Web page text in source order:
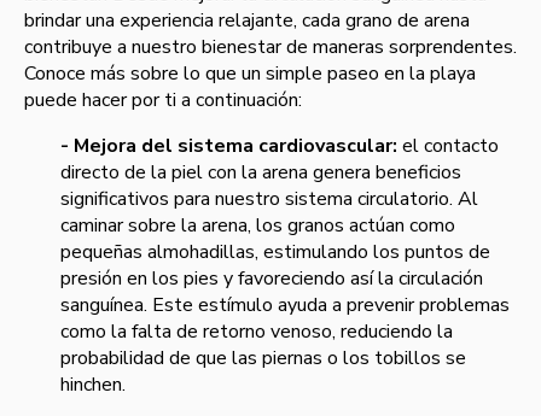
brindar una experiencia relajante, cada grano de arena
contribuye a nuestro bienestar de maneras sorprendentes.
Conoce más sobre lo que un simple paseo en la playa
puede hacer por ti a continuación:
- Mejora del sistema cardiovascular: el contacto
directo de la piel con la arena genera beneficios
significativos para nuestro sistema circulatorio. Al
caminar sobre la arena, los granos actúan como
pequeñas almohadillas, estimulando los puntos de
presión en los pies y favoreciendo así la circulación
sanguínea. Este estímulo ayuda a prevenir problemas
como la falta de retorno venoso, reduciendo la
probabilidad de que las piernas o los tobillos se
hinchen.